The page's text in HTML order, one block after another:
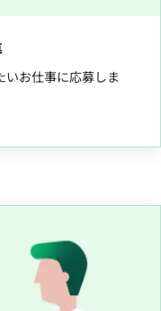
いお仕事に応募しま